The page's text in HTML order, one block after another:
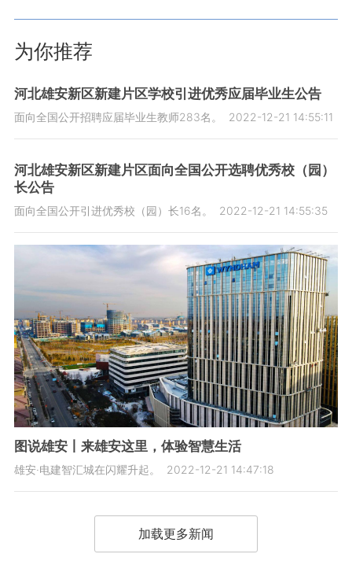
为你推荐
河北雄安新区新建片区学校引进优秀应届毕业生公告
面向全国公开招聘应届毕业生教师283名。 2022-12-21 14:55:11
河北雄安新区新建片区面向全国公开选聘优秀校（园）
长公告
面向全国公开引进优秀校（园）长16名。 2022-12-21 14:55:35
图说雄安丨来雄安这里，体验智慧生活
雄安·电建智汇城在闪耀升起。 2022-12-21 14:47:18
加载更多新闻